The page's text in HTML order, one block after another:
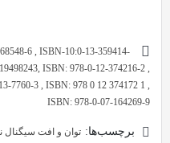
6 , ISBN-10:0-13-359414-
ISBN: 978-0-12-374216-2 ,
7760-3 , ISBN: 978 0 12 374172 1 ,
ISBN: 978-0-07-164269-9
برچسب‌ها: توان و افت سیگنال